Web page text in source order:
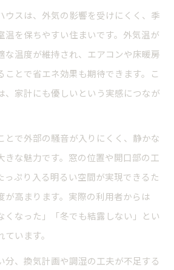
ウスは、外気の影響を受けにくく、季
温を保ちやすい住まいです。外気温が
な温度が維持され、エアコンや床暖房
ことで省エネ効果も期待できます。こ
、家計にも優しいという実感につなが
とで外部の騒音が入りにくく、静かな
きな魅力です。窓の位置や開口部の工
っぷり入る明るい空間が実現できるた
が高まります。実際の利用者からは
くなった」「冬でも結露しない」とい
います。
分、換気計画や調湿の工夫が不足する